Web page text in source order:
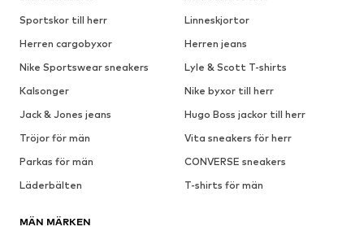
Sportskor till herr
Linneskjortor
Herren cargobyxor
Herren jeans
Nike Sportswear sneakers
Lyle & Scott T-shirts
Kalsonger
Nike byxor till herr
Jack & Jones jeans
Hugo Boss jackor till herr
Tröjor för män
Vita sneakers för herr
Parkas för män
CONVERSE sneakers
Läderbälten
T-shirts för män
MÄN MÄRKEN